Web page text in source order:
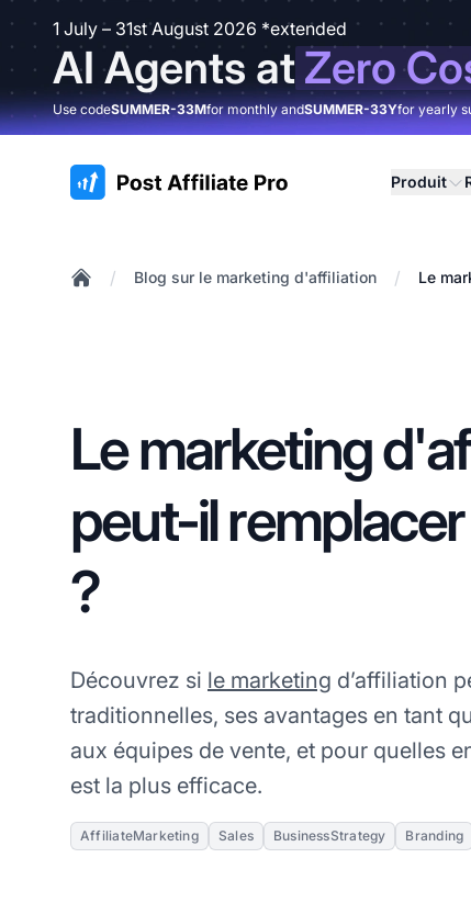
1 July – 31st August 2026 *extended
AI Agents atZero
Use codeSUMMER-33Mfor monthly andSUMMER-33Yfor yearly
:site.title Produit
/ Blog sur le marketing d'affiliation / Le
Le marketing
peut-il
?
Découvrez si le marketing d’affiliation
traditionnelles, ses avantages en tant
aux équipes de vente, et pour quelles
est la plus efficace.
AffiliateMarketing Sales BusinessStrategy Branding